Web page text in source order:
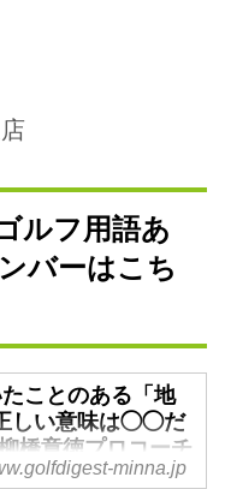
ルフ用語あ
バーはこち
ことのある「地
しい意味は◯◯だ
橋章徳プロコーチ
フ用語あれこれ】
minna.jp